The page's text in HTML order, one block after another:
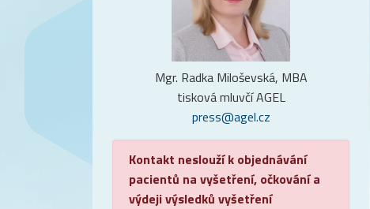
Mgr. Radka Miloševská, MBA
tisková mluvčí AGEL
press@agel.cz
Kontakt neslouží k objednávání
pacientů na vyšetření, očkování a
výdeji výsledků vyšetření